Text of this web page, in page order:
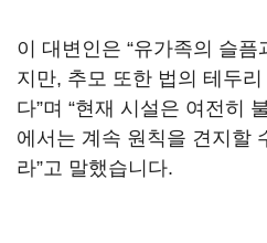
이 대변인은 “유가족의 슬
지만, 추모 또한 법의 테두
다”며 “현재 시설은 여전히
에서는 계속 원칙을 견지할
라”고 말했습니다.